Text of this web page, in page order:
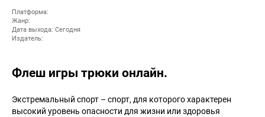
Платформа:
Жанр:
Дата выхода: Сегодня
Издатель:
Флеш игры трюки онлайн.
Экстремальный спорт – спорт, для которого характерен
высокий уровень опасности для жизни или здоровья